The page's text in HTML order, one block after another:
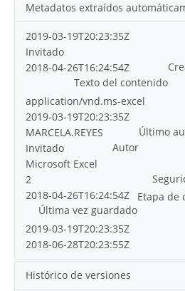
Metadatos extraídos
2019-03-19T20:23:35Z
Invitado
2018-04-26T16:24:54Z
Texto del contenido
application/vnd.ms-excel
2019-03-19T20:23:35Z
Último
MARCELA.REYES
Autor
Invitado
Microsoft Excel
2
Etapa de
2018-04-26T16:24:54Z
Última vez guardado
2019-03-19T20:23:35Z
2018-06-28T20:23:55Z
Histórico de versiones